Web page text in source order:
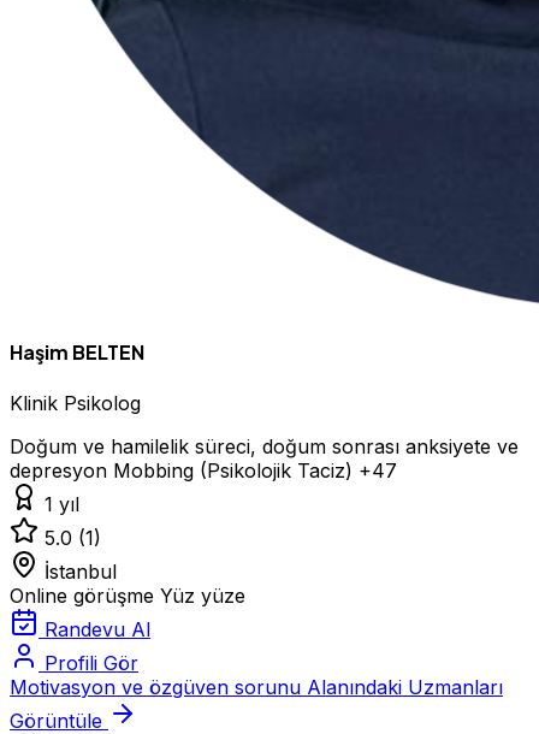
Haşim BELTEN
Klinik Psikolog
Doğum ve hamilelik süreci, doğum sonrası anksiyete ve
depresyon Mobbing (Psikolojik Taciz) +47
1 yıl
5.0 (1)
İstanbul
Online görüşme Yüz yüze
Randevu Al
Profili Gör
Motivasyon ve özgüven sorunu Alanındaki Uzmanları
Görüntüle